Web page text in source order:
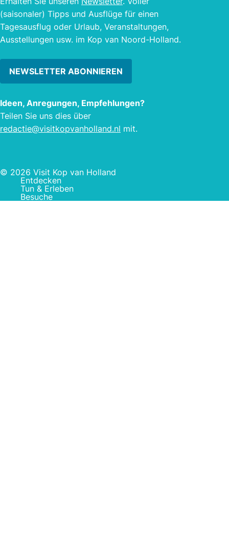
(saisonaler) Tipps und Ausflüge für einen
Tagesausflug oder Urlaub, Veranstaltungen,
Ausstellungen usw. im Kop van Noord-Holland.
NEWSLETTER ABONNIEREN
Ideen, Anregungen, Empfehlungen?
Teilen Sie uns dies über
redactie@visitkopvanholland.nl mit.
© 2026 Visit Kop van Holland
Entdecken
Tun & Erleben
Besuche